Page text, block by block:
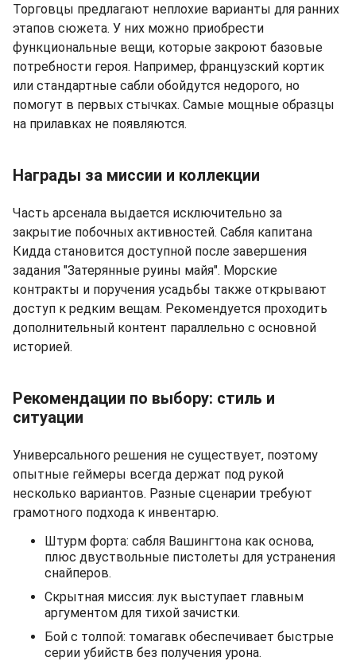
Торговцы предлагают неплохие варианты для ранних
этапов сюжета. У них можно приобрести
функциональные вещи, которые закроют базовые
потребности героя. Например, французский кортик
или стандартные сабли обойдутся недорого, но
помогут в первых стычках. Самые мощные образцы
на прилавках не появляются.
Награды за миссии и коллекции
Часть арсенала выдается исключительно за
закрытие побочных активностей. Сабля капитана
Кидда становится доступной после завершения
задания "Затерянные руины майя". Морские
контракты и поручения усадьбы также открывают
доступ к редким вещам. Рекомендуется проходить
дополнительный контент параллельно с основной
историей.
Рекомендации по выбору: стиль и
ситуации
Универсального решения не существует, поэтому
опытные геймеры всегда держат под рукой
несколько вариантов. Разные сценарии требуют
грамотного подхода к инвентарю.
Штурм форта: сабля Вашингтона как основа,
плюс двуствольные пистолеты для устранения
снайперов.
Скрытная миссия: лук выступает главным
аргументом для тихой зачистки.
Бой с толпой: томагавк обеспечивает быстрые
серии убийств без получения урона.